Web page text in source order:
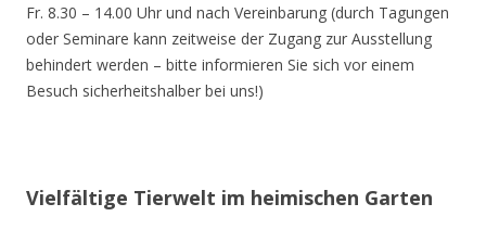
Fr. 8.30 – 14.00 Uhr und nach Vereinbarung (durch Tagungen
oder Seminare kann zeitweise der Zugang zur Ausstellung
behindert werden – bitte informieren Sie sich vor einem
Besuch sicherheitshalber bei uns!)
Vielfältige Tierwelt im heimischen Garten